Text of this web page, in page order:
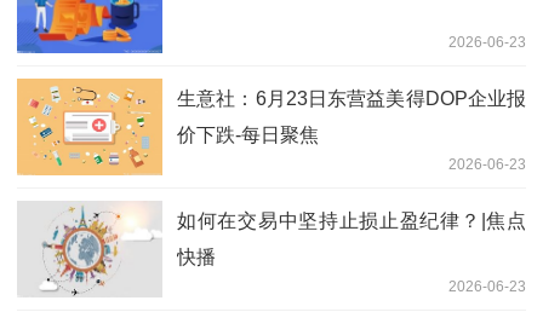
2026-06-23
生意社：6月23日东营益美得DOP企业报
价下跌-每日聚焦
2026-06-23
如何在交易中坚持止损止盈纪律？|焦点
快播
2026-06-23